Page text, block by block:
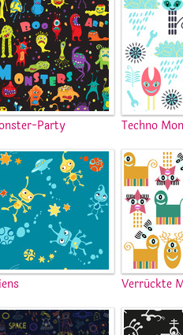
Party Techno
Verrückte